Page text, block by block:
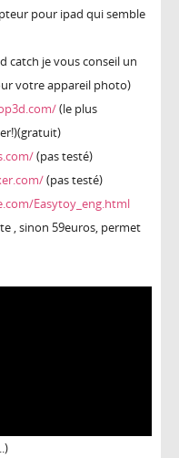
pour ipad qui semble
catch je vous conseil un
votre appareil photo)
(le plus
(pas testé)
(pas testé)
Easytoy_eng.html
, sinon 59euros, permet